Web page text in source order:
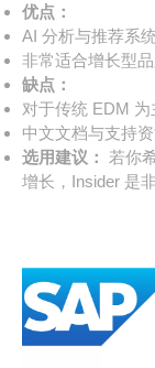
优点：
AI 分析与推荐系
非常适合增长型
缺点：
对于传统 EDM
中文文档与支持
选用建议：
若你
增长，Insider 是